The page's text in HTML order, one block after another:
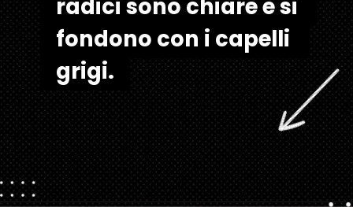
radici sono chiare e si
fondono con i capelli
grigi.
radici sono chiare e si
fondono con i capelli
grigi.